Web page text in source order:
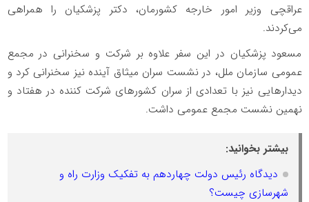
عراقچی وزیر امور خارجه کشورمان، دکتر پزشکیان را همراهی
می‌کردند.
مسعود پزشکیان در این سفر علاوه بر شرکت و سخنرانی در مجمع
عمومی سازمان ملل، در نشست سران میثاق آینده نیز سخنرانی کرد و
دیدار‌هایی نیز با تعدادی از سران کشور‌های شرکت کننده در هفتاد و
نهمین نشست مجمع عمومی داشت.
بیشتر بخوانید:
دیدگاه رئیس دولت چهاردهم به تفکیک وزارت راه و
شهرسازی چیست؟